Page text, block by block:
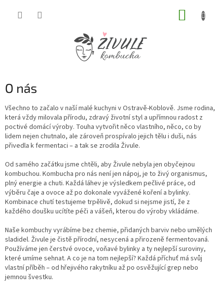
O nás
Všechno to začalo v naší malé kuchyni v Ostravě-Koblově. Jsme rodina,
která vždy milovala přírodu, zdravý životní styl a upřímnou radost z
poctivé domácí výroby. Touha vytvořit něco vlastního, něco, co by
lidem nejen chutnalo, ale zároveň prospívalo jejich tělu i duši, nás
přivedla k fermentaci – a tak se zrodila Živule.
Od samého začátku jsme chtěli, aby Živule nebyla jen obyčejnou
kombuchou. Kombucha pro nás není jen nápoj, je to živý organismus,
plný energie a chuti. Každá láhev je výsledkem pečlivé práce, od
výběru čaje a ovoce až po dokonale vyvážené koření a bylinky.
Kombinace chutí testujeme trpělivě, dokud si nejsme jistí, že z
každého doušku ucítíte péči a vášeň, kterou do výroby vkládáme.
Naše kombuchy vyrábíme bez chemie, přidaných barviv nebo umělých
sladidel. Živule je čistě přírodní, nesycená a přirozeně fermentovaná.
Používáme jen čerstvé ovoce, voňavé bylinky a ty nejlepší suroviny,
které umíme sehnat. A co je na tom nejlepší? Každá příchuť má svůj
vlastní příběh – od hřejivého rakytníku až po osvěžující grep nebo
jemnou švestku.